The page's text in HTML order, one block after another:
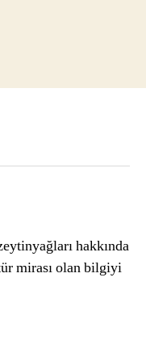
hakkında
mirası olan bilgiyi